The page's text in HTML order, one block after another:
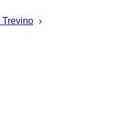
Trevino